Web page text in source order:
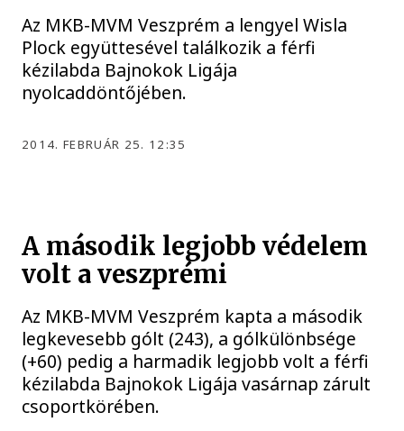
Az MKB-MVM Veszprém a lengyel Wisla
Plock együttesével találkozik a férfi
kézilabda Bajnokok Ligája
nyolcaddöntőjében.
2014. FEBRUÁR 25. 12:35
A második legjobb védelem
volt a veszprémi
Az MKB-MVM Veszprém kapta a második
legkevesebb gólt (243), a gólkülönbsége
(+60) pedig a harmadik legjobb volt a férfi
kézilabda Bajnokok Ligája vasárnap zárult
csoportkörében.